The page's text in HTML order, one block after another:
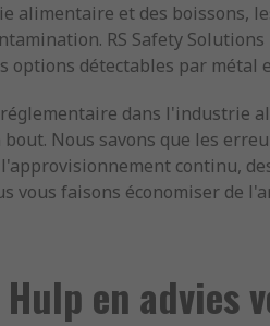
alimentaire et des boissons,
RS Safety
options détectables par
dans l'industrie
bout. Nous savons que les
l'approvisionnement continu,
vous faisons économiser de
Hulp en advies